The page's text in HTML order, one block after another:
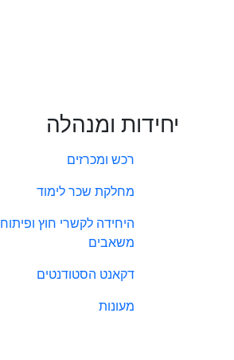
יחידות ומנהלה
רכש ומכרזים
מחלקת שכר לימוד
היחידה לקשרי חוץ ופיתוח
משאבים
דקאנט הסטודנטים
מעונות